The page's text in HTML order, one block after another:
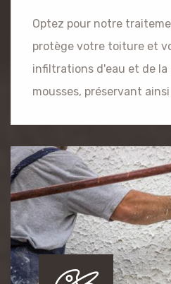
Optez pour notre
protège votre toiture et
infiltrations d'eau et de
mousses, préservant